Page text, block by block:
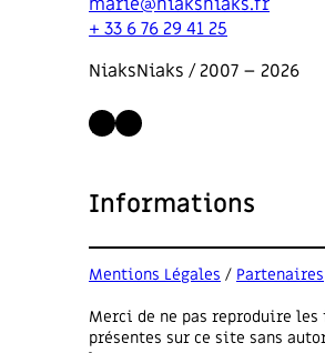
+ 33 6 76 29 41 25
NiaksNiaks / 2007 – 2026
LinkedIn
Instagram
Informations
Mentions Légales / Partenaires
Merci de ne pas reproduire les
présentes sur ce site sans